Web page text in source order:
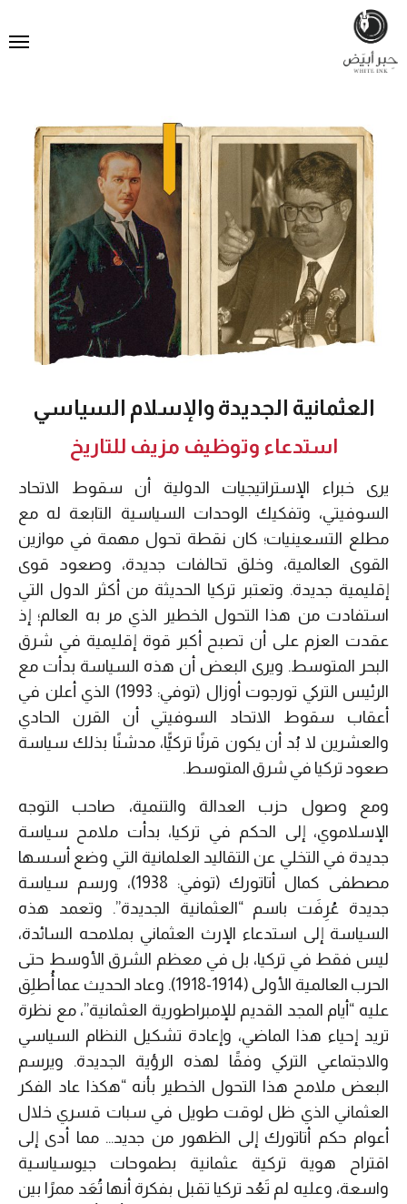
العثمانية الجديدة والإسلام السياسي
استدعاء وتوظيف مزيف للتاريخ
يرى خبراء الإستراتيجيات الدولية أن سقوط الاتحاد
السوفيتي، وتفكيك الوحدات السياسية التابعة له مع
مطلع التسعينيات؛ كان نقطة تحول مهمة في موازين
القوى العالمية، وخلق تحالفات جديدة، وصعود قوى
إقليمية جديدة. وتعتبر تركيا الحديثة من أكثر الدول التي
استفادت من هذا التحول الخطير الذي مر به العالم؛ إذ
عقدت العزم على أن تصبح أكبر قوة إقليمية في شرق
البحر المتوسط. ويرى البعض أن هذه السياسة بدأت مع
الرئيس التركي تورجوت أوزال (توفي: 1993) الذي أعلن في
أعقاب سقوط الاتحاد السوفيتي أن القرن الحادي
والعشرين لا بُد أن يكون قرنًا تركيًّا، مدشنًا بذلك سياسة
صعود تركيا في شرق المتوسط.
ومع وصول حزب العدالة والتنمية، صاحب التوجه
الإسلاموي، إلى الحكم في تركيا، بدأت ملامح سياسة
جديدة في التخلي عن التقاليد العلمانية التي وضع أسسها
مصطفى كمال أتاتورك (توفي: 1938)، ورسم سياسة
جديدة عُرِفَت باسم “العثمانية الجديدة”. وتعمد هذه
السياسة إلى استدعاء الإرث العثماني بملامحه السائدة،
ليس فقط في تركيا، بل في معظم الشرق الأوسط حتى
الحرب العالمية الأولى (1914-1918). وعاد الحديث عما أُطلِق
عليه “أيام المجد القديم للإمبراطورية العثمانية”، مع نظرة
تريد إحياء هذا الماضي، وإعادة تشكيل النظام السياسي
والاجتماعي التركي وفقًا لهذه الرؤية الجديدة. ويرسم
البعض ملامح هذا التحول الخطير بأنه “هكذا عاد الفكر
العثماني الذي ظل لوقت طويل في سبات قسري خلال
أعوام حكم أتاتورك إلى الظهور من جديد… مما أدى إلى
اقتراح هوية تركية عثمانية بطموحات جيوسياسية
واسعة، وعليه لم تَعُد تركيا تقبل بفكرة أنها تُعَد ممرًا بين